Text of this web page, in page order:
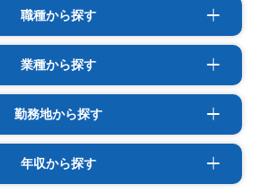
職種から探す
業種から探す
勤務地から探す
年収から探す